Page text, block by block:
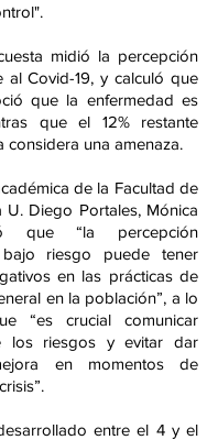
midió la percepción
al Covid-19, y calculó que
que la enfermedad es
que el 12% restante
considera una amenaza.
de la Facultad de
U. Diego Portales, Mónica
que “la percepción
riesgo puede tener
en las prácticas de
en la población”, a lo
“es crucial comunicar
los riesgos y evitar dar
en momentos de
entre el 4 y el